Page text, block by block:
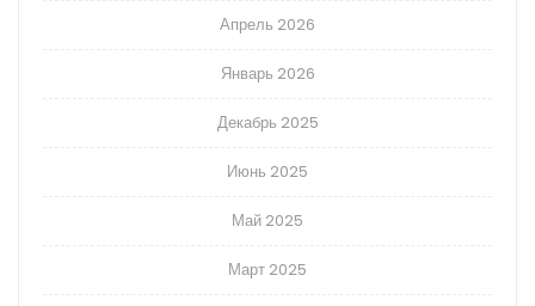
Апрель 2026
Январь 2026
Декабрь 2025
Июнь 2025
Май 2025
Март 2025